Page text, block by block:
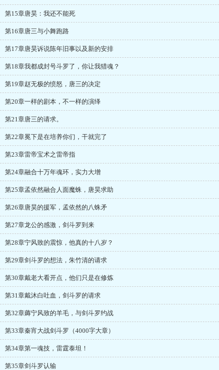
第15章唐昊：我还不能死
第16章唐三与小舞跑路
第17章唐昊诉说陈年旧事以及新的安排
第18章我都成封号斗罗了，你让我猎魂？
第19章赵无极的愤怒，唐三的决定
第20章一样的剧本，不一样的演绎
第21章唐三的请求。
第22章冕下是在培养你们，干就完了
第23章雷帝宝术之雷帝指
第24章融合十万年魂环，实力大增
第25章孟依然融合人面魔蛛，唐昊求助
第26章唐昊的援军，孟依然的八蛛矛
第27章龙公的感激，剑斗罗到来
第28章宁风致的震惊，他真的十八岁？
第29章剑斗罗的想法，朱竹清的请求
第30章戴老大看开点，他们只是在修炼
第31章戴沐白吐血，剑斗罗的请求
第32章薅宁风致的羊毛，与剑斗罗约战
第33章秦宵大战剑斗罗（4000字大章）
第34章第一魂技，雷霆泰坦！
第35章剑斗罗认输